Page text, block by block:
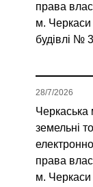
права
м.
будівлі №
Черкаська
земельні
права
м.
28/7/2026